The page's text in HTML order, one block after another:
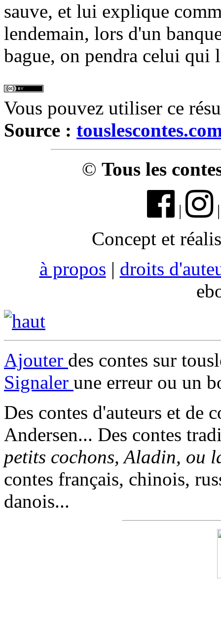
sauve, et lui explique
lendemain, lors d'un
bague, on pendra celui qui
Vous pouvez utiliser ce
Source :
© Tous les
|
Concept et
à propos | droits
Ajouter des contes sur
Signaler une erreur ou un
Des contes d'auteurs et de
Andersen... Des contes
petits cochons, Aladin, ou
contes français, chinois,
danois...